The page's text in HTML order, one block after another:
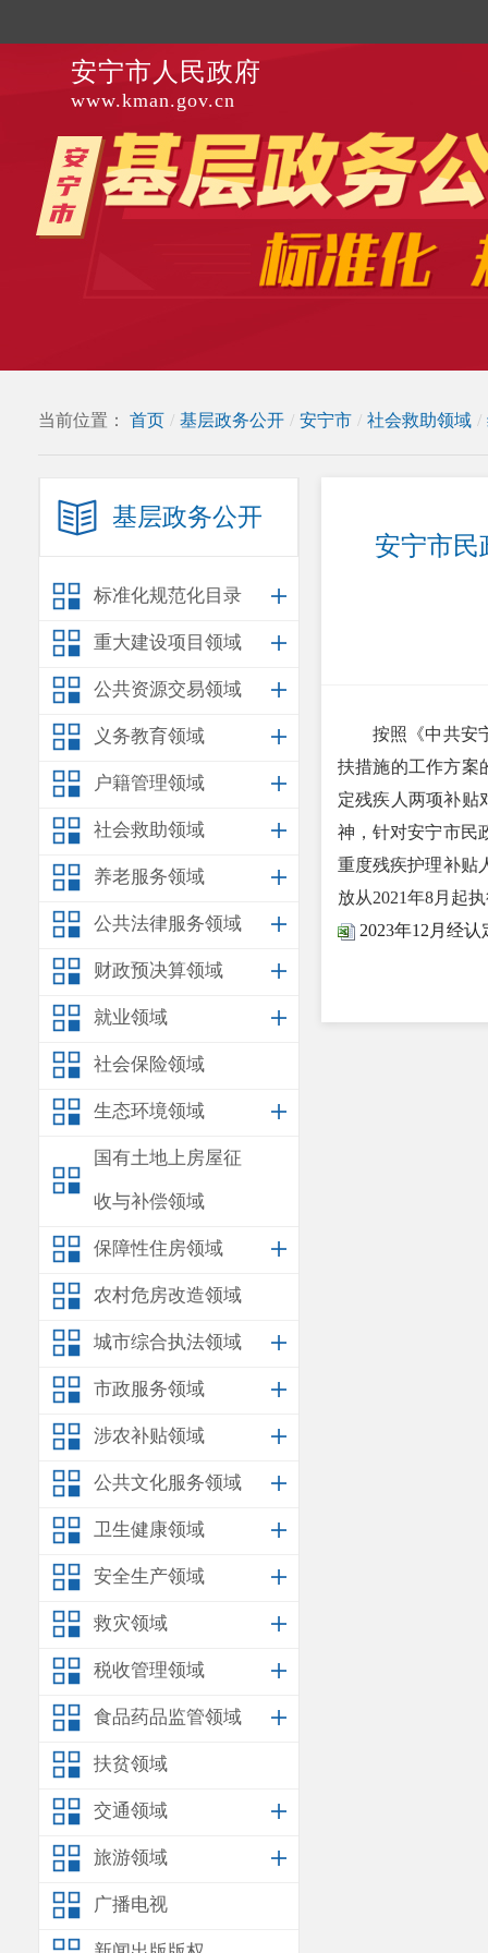
安宁市人民政府
www.kman.gov.cn
当前位置： 首页 / 基层政务公开 / 安宁市 / 社会救助领域 /
基层政务公开
标准化规范化目录
重大建设项目领域
公共资源交易领域
义务教育领域
户籍管理领域
社会救助领域
养老服务领域
公共法律服务领域
财政预决算领域
就业领域
社会保险领域
生态环境领域
国有土地上房屋征
收与补偿领域
保障性住房领域
农村危房改造领域
城市综合执法领域
市政服务领域
涉农补贴领域
公共文化服务领域
卫生健康领域
安全生产领域
救灾领域
税收管理领域
食品药品监管领域
扶贫领域
交通领域
旅游领域
广播电视
安宁市民
按照《中共安
扶措施的工作方案
定残疾人两项补贴
神，针对安宁市民
重度残疾护理补贴
放从2021年8月起
2023年12月经